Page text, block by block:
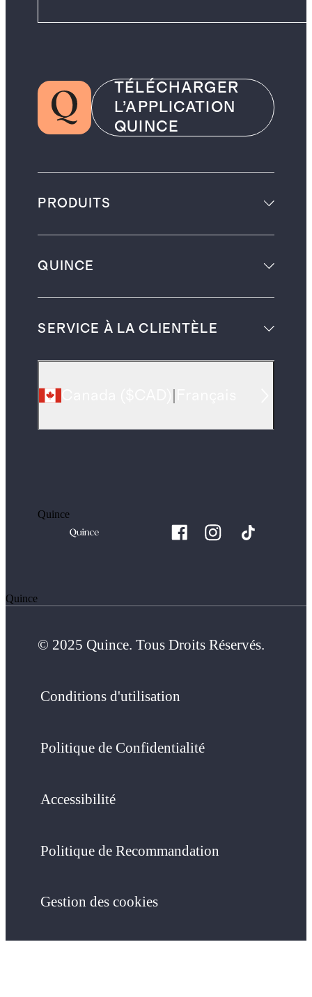
TÉLÉCHARGER
L’APPLICATION
QUINCE
PRODUITS
QUINCE
SERVICE À LA CLIENTÈLE
Quince
Quince
© 2025 Quince. Tous Droits Réservés.
Conditions d'utilisation
Politique de Confidentialité
Accessibilité
Politique de Recommandation
Gestion des cookies